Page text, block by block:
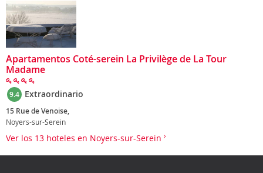
Apartamentos Coté-serein La Privilège de La Tour
Madame
9.4 Extraordinario
15 Rue de Venoise,
Noyers-sur-Serein
Ver los 13 hoteles en Noyers-sur-Serein